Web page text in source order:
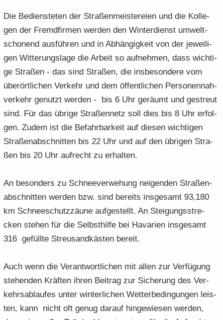
Die Be­diens­te­ten der Stra­ßen­meis­te­rei­en und die Kol­le­
gen der Fremd­fir­men wer­den den Win­ter­dienst um­welt­
scho­nend aus­füh­ren und in Ab­hän­gig­keit von der je­wei­li­
gen Wit­te­rungs­la­ge die Ar­beit so auf­neh­men, dass wich­ti­
ge Stra­ßen - das sind Stra­ßen, die ins­be­son­de­re vom
über­ört­li­chen Ver­kehr und dem öf­fent­li­chen Per­so­nen­nah­
ver­kehr ge­nutzt wer­den - bis 6 Uhr ge­räumt und ge­streut
sind. Für das üb­ri­ge Stra­ßen­netz soll dies bis 8 Uhr er­fol­
gen. Zudem ist die Be­fahr­bar­keit auf die­sen wich­ti­gen
Stra­ßen­ab­schnit­ten bis 22 Uhr und auf den üb­ri­gen Stra­
ßen bis 20 Uhr auf­recht zu er­hal­ten.
An be­son­ders zu Schnee­ver­we­hung nei­gen­den Stra­ßen­
ab­schnit­ten wer­den bzw. sind be­reits ins­ge­samt 93,180
km Schnee­schutz­zäu­ne auf­ge­stellt. An Stei­gungs­stre­
cken ste­hen für die Selbst­hil­fe bei Ha­va­rien ins­ge­samt
316 ge­füll­te Streu­sand­käs­ten be­reit.
Auch wenn die Ver­ant­wort­li­chen mit allen zur Ver­fü­gung
ste­hen­den Kräf­ten ihren Bei­trag zur Si­che­rung des Ver­
kehrs­ab­lau­fes unter win­ter­li­chen Wet­ter­be­din­gun­gen leis­
ten, kann nicht oft genug dar­auf hin­ge­wie­sen wer­den,